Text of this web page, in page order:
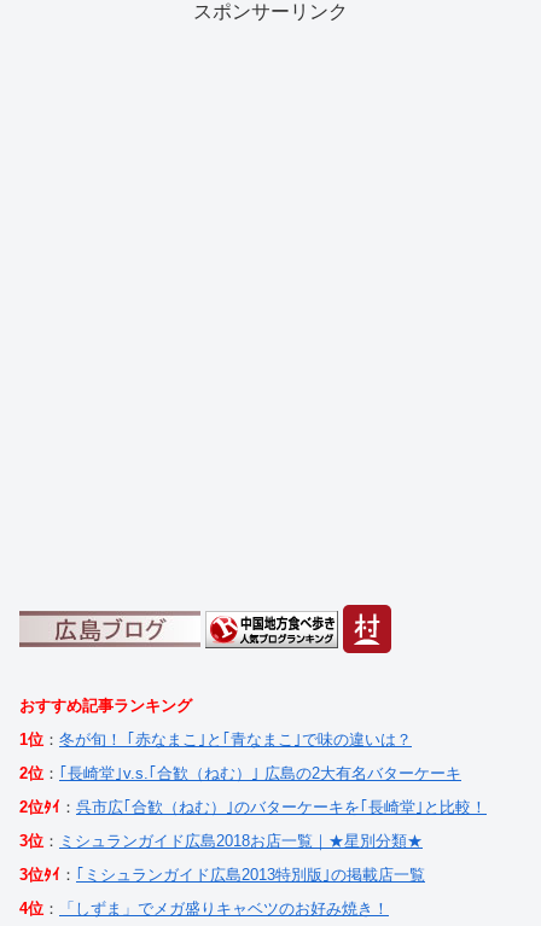
スポンサーリンク
おすすめ記事ランキング
1位 ： 冬が旬！ ｢赤なまこ｣と｢青なまこ｣で味の違いは？
2位 ： ｢長崎堂｣v.s.｢合歓（ねむ）｣ 広島の2大有名バターケーキ
2位ﾀｲ ： 呉市広｢合歓（ねむ）｣のバターケーキを｢長崎堂｣と比較！
3位 ： ミシュランガイド広島2018お店一覧｜★星別分類★
3位ﾀｲ ： ｢ミシュランガイド広島2013特別版｣の掲載店一覧
4位 ：
「しずま」でメガ盛りキャベツのお好み焼き！